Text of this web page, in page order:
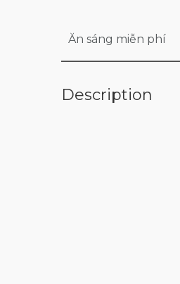
Ăn sáng miễn phí
Description